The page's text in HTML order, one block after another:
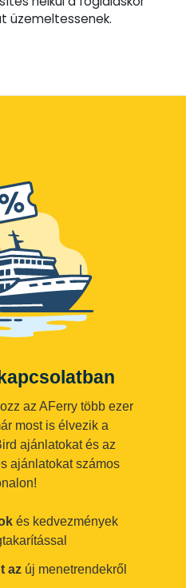
üzemeltessenek.
az AFerry több ezer
most is élvezik a
ajánlatokat és az
ajánlatokat számos
és kedvezmények
az új menetrendekről